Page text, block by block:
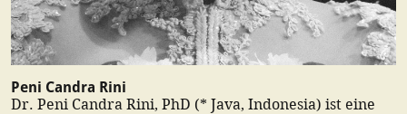
Peni Candra Rini
Dr. Peni Candra Rini, PhD (* Java, Indonesia) ist eine